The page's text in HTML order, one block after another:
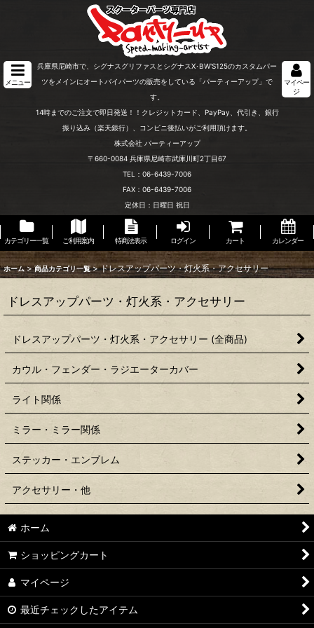
メニュー
兵庫県尼崎市で、シグナスグリファスとシグナスX･BW'S125のカスタムパー
ツをメインにオートバイパーツの販売をしている「パーティーアップ」で
す。
14時までのご注文で即日発送！！クレジットカード、PayPay、代引き、銀行
振り込み（楽天銀行）、コンビニ後払いがご利用頂けます。
株式会社 パーティーアップ
〒660-0084 兵庫県尼崎市武庫川町2丁目67
TEL：06-6439-7006
FAX：06-6439-7006
定休日：日曜日 祝日
マイペー
ジ
カテゴリー一覧 ご利用案内 特商法表示 ログイン カート カレンダー
ホーム > 商品カテゴリ一覧 > ドレスアップパーツ・灯火系・アクセサリー
ドレスアップパーツ・灯火系・アクセサリー
ドレスアップパーツ・灯火系・アクセサリー (全商品)
カウル・フェンダー・ラジエーターカバー
ライト関係
ミラー・ミラー関係
ステッカー・エンブレム
アクセサリー・他
ホーム
ショッピングカート
マイページ
最近チェックしたアイテム